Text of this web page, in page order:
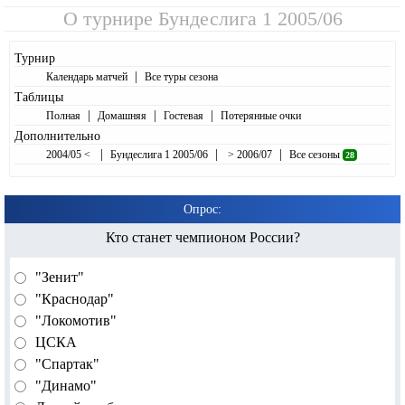
О турнире Бундеслига 1 2005/06
Турнир
Календарь матчей | Все туры сезона
Таблицы
Полная | Домашняя | Гостевая | Потерянные очки
Дополнительно
2004/05 < | Бундеслига 1 2005/06 | > 2006/07 | Все сезоны 28
Опрос:
Кто станет чемпионом России?
"Зенит"
"Краснодар"
"Локомотив"
ЦСКА
"Спартак"
"Динамо"